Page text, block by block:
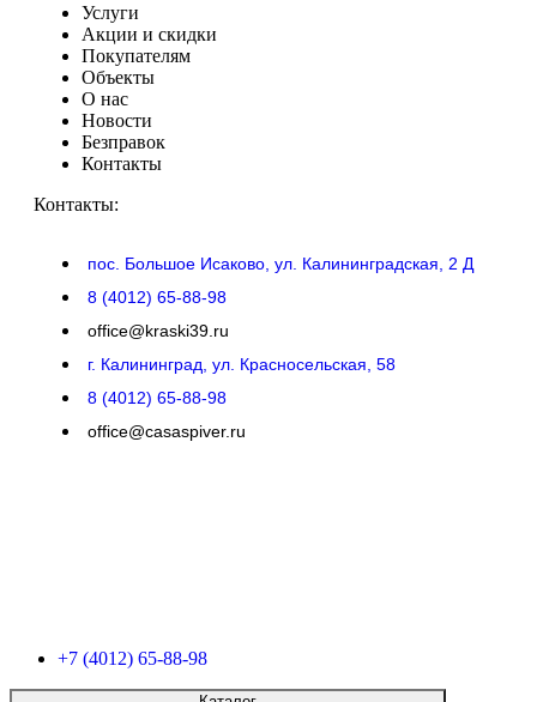
Услуги
Акции и скидки
Покупателям
Объекты
О нас
Новости
Безправок
Контакты
Контакты:
пос. Большое Исаково, ул. Калининградская, 2 Д
8 (4012) 65-88-98
office@kraski39.ru
г. Калининград, ул. Красносельская, 58
8 (4012) 65-88-98
office@casaspiver.ru
+7 (4012) 65-88-98